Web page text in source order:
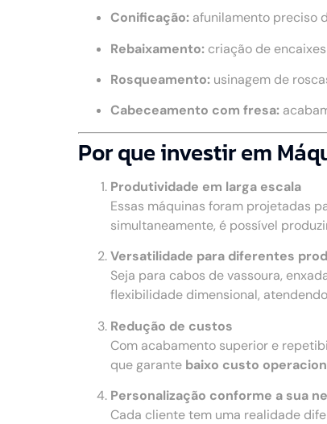
Conificação: afunilamento preciso
Rebaixamento: criação de
Rosqueamento: usinagem de
Cabeceamento com fresa:
Por que investir em
Produtividade em larga escala
Essas máquinas foram projetadas
simultaneamente, é possível
Versatilidade para diferentes
Seja para cabos de vassoura,
flexibilidade dimensional, atendendo
Redução de custos
Com acabamento superior e
que garante baixo custo
Personalização conforme a sua
Cada cliente tem uma realidade